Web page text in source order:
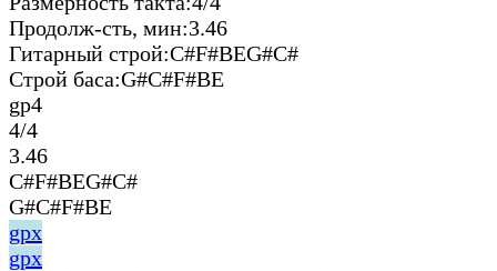
Продолж-сть, мин:3.46
Гитарный строй:C#F#BEG#C#
Строй баса:G#C#F#BE
gp4
4/4
3.46
C#F#BEG#C#
G#C#F#BE
gpx
gpx